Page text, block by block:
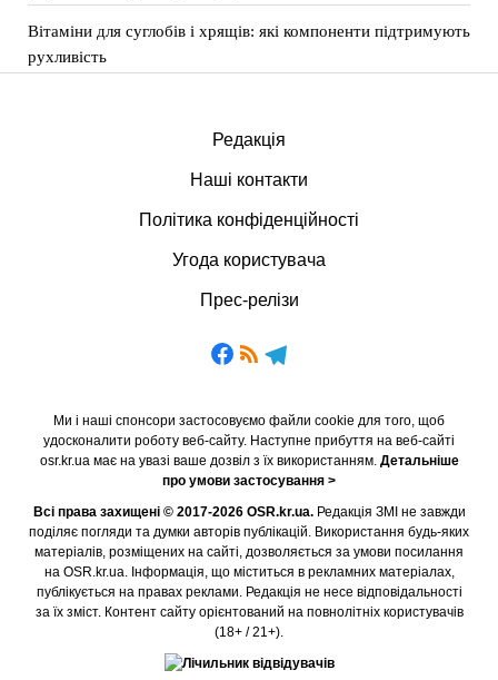
Вітаміни для суглобів і хрящів: які компоненти підтримують
рухливість
Редакція
Наші контакти
Політика конфіденційності
Угода користувача
Прес-релізи
Ми і наші спонсори застосовуємо файли cookie для того, щоб
удосконалити роботу веб-сайту. Наступне прибуття на веб-сайті
osr.kr.ua має на увазі ваше дозвіл з їх використанням. Детальніше
про умови застосування >
Всі права захищені © 2017-2026 OSR.kr.ua.Редакція ЗМІ не завжди
поділяє погляди та думки авторів публікацій. Використання будь-яких
матеріалів, розміщених на сайті, дозволяється за умови посилання
на OSR.kr.ua. Інформація, що міститься в рекламних матеріалах,
публікується на правах реклами. Редакція не несе відповідальності
за їх зміст. Контент сайту орієнтований на повнолітніх користувачів
(18+ / 21+).